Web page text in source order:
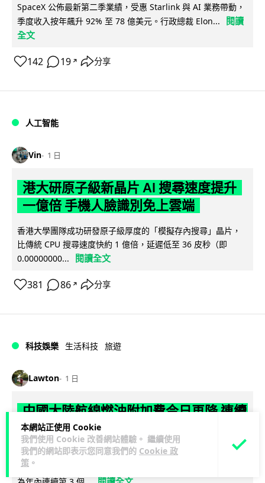
本網站正使用 Cookie
我們使用 Cookie 改善網站體驗。 繼續使用
我們的網站即表示您同意我們的 Cookie 政
策 。
SpaceX 公佈最新第二季業績，受惠 Starlink 與 AI 業務帶動，
季度收入按年飆升 92% 至 78 億美元。行政總裁 Elon...
閱讀
全文
142 19 ↗ 分享
人工智能
Vin 1 日
港大研原子級新晶片 AI 搜尋速度提升
一億倍 手機人臉識別免上雲端
香港大學團隊成功研發原子級厚度的「模擬存內搜尋」晶片，
比傳統 CPU 搜尋速度快約 1 億倍，延遲低至 36 皮秒（即
0.00000000...
閱讀全文
381 86 ↗ 分享
科技娛樂 生活科技 旅遊
Lawton 1 日
中國大陸航線燃油附加費今日再降 連續
3 個月下調
【中國大陸連續 3 個月減附加費，相反香港不斷加價】中國大
陸多家航空公司自 8 月 5 日起再度下調內陸航線燃油附加費，